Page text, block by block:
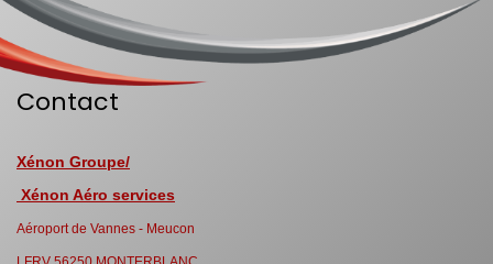
Contact
Xénon Groupe/
Xénon Aéro services
Aéroport de Vannes - Meucon